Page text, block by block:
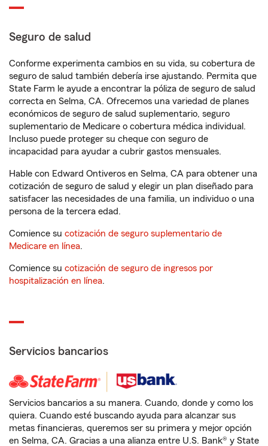
Seguro de salud
Conforme experimenta cambios en su vida, su cobertura de
seguro de salud también debería irse ajustando. Permita que
State Farm le ayude a encontrar la póliza de seguro de salud
correcta en Selma, CA. Ofrecemos una variedad de planes
económicos de seguro de salud suplementario, seguro
suplementario de Medicare o cobertura médica individual.
Incluso puede proteger su cheque con seguro de
incapacidad para ayudar a cubrir gastos mensuales.
Hable con Edward Ontiveros en Selma, CA para obtener una
cotización de seguro de salud y elegir un plan diseñado para
satisfacer las necesidades de una familia, un individuo o una
persona de la tercera edad.
Comience su cotización de seguro suplementario de
Medicare en línea.
Comience su cotización de seguro de ingresos por
hospitalización en línea.
Servicios bancarios
Servicios bancarios a su manera. Cuando, donde y como los
quiera. Cuando esté buscando ayuda para alcanzar sus
metas financieras, queremos ser su primera y mejor opción
en Selma, CA. Gracias a una alianza entre U.S. Bank® y State